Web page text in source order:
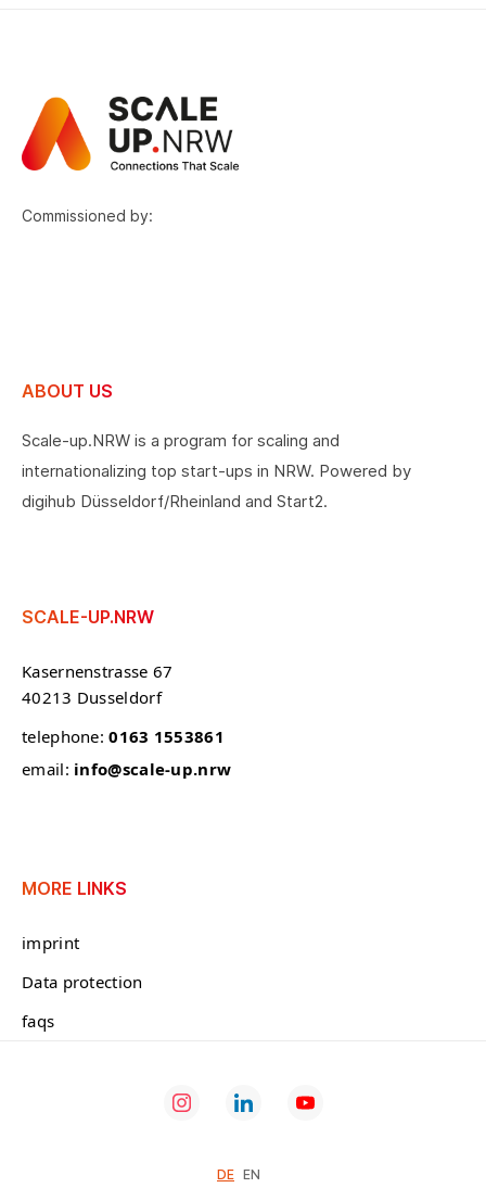
Commissioned by:
SCALE-UP.NRW
Kasernenstrasse 67
40213 Dusseldorf
telephone:0163 1553861
email: info@scale-up.nrw
ABOUT US
Scale-up.NRW is a program for scaling and
internationalizing top start-ups in NRW. Powered by
digihub Düsseldorf/Rheinland and Start2.
MORE LINKS
imprint
Data protection
faqs
DE EN